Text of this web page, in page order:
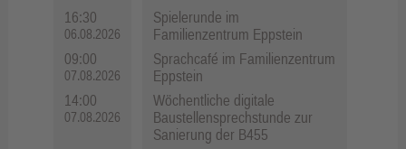
16:30
06.08.2026
Spielerunde im
Familienzentrum Eppstein
09:00
07.08.2026
Sprachcafé im Familienzentrum
Eppstein
14:00
07.08.2026
Wöchentliche digitale
Baustellensprechstunde zur
Sanierung der B455